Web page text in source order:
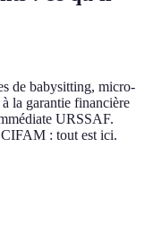
de babysitting, micro-
la garantie financière
URSSAF.
CIFAM : tout est ici.